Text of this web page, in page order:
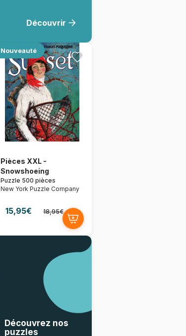
Découvrir
Nouveauté
Pièces XXL -
Snowshoeing
Puzzle 500 pièces
New York Puzzle Company
15,95€ 18,95€
Découvrez nos
puzzles